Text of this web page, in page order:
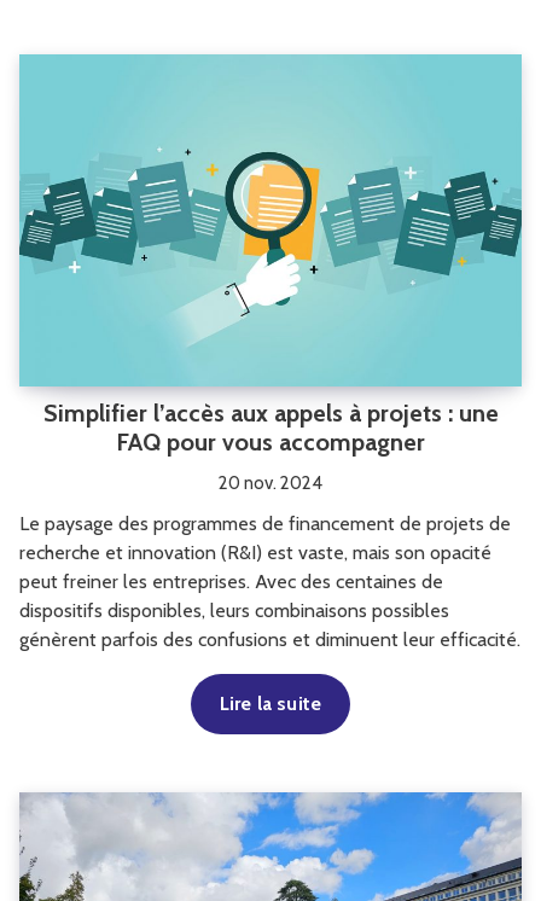
Simplifier l’accès aux appels à projets : une
FAQ pour vous accompagner
20 nov. 2024
Le paysage des programmes de financement de projets de
recherche et innovation (R&I) est vaste, mais son opacité
peut freiner les entreprises. Avec des centaines de
dispositifs disponibles, leurs combinaisons possibles
génèrent parfois des confusions et diminuent leur efficacité.
Lire la suite